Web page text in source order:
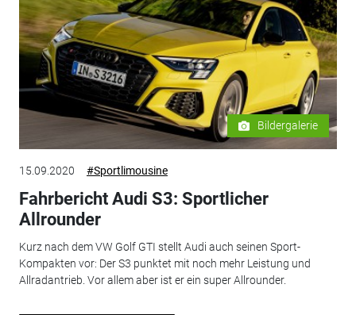
Bildergalerie
15.09.2020 #Sportlimousine
Fahrbericht Audi S3: Sportlicher
Allrounder
Kurz nach dem VW Golf GTI stellt Audi auch seinen Sport-
Kompakten vor: Der S3 punktet mit noch mehr Leistung und
Allradantrieb. Vor allem aber ist er ein super Allrounder.